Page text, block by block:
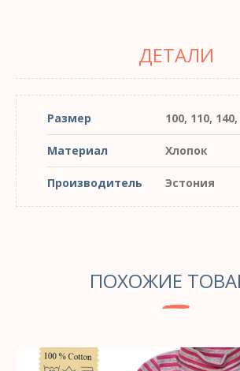
ДЕТАЛИ
Размер 100, 110,
Материал Хлопок
Производитель Эстония
ПОХОЖИЕ